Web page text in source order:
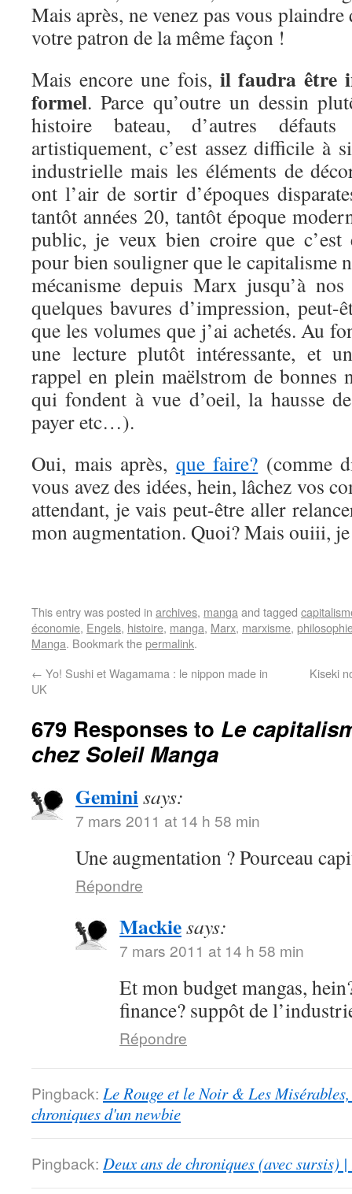
Mais après, ne venez pas vous
votre patron de la même façon !
Mais encore une fois, il faudra être
formel. Parce qu’outre un dessin
histoire bateau, d’autres
artistiquement, c’est assez difficile à
industrielle mais les éléments de
ont l’air de sortir d’époques
tantôt années 20, tantôt époque
public, je veux bien croire que c’est
pour bien souligner que le capitalisme
mécanisme depuis Marx jusqu’à
quelques bavures d’impression, peut-
que les volumes que j’ai achetés. Au
une lecture plutôt intéressante, et
rappel en plein maëlstrom de bonnes
qui fondent à vue d’oeil, la hausse
payer etc…).
Oui, mais après, que faire? (comme
vous avez des idées, hein, lâchez vos
attendant, je vais peut-être aller
mon augmentation. Quoi? Mais ouiii,
This entry was posted in archives, manga and tagged
économie, Engels, histoire, manga, Marx, marxisme,
Manga. Bookmark thepermalink.
← Yo! Sushi et Wagamama : le nippon made in
UK
Kiseki
679 Responses to Le
chez Soleil Manga
Geminisays:
7 mars 2011 at 14 h 58 min
Une augmentation ? Pourceau
Répondre
Mackiesays:
7 mars 2011 at 14 h 58 min
Et mon budget mangas,
finance? suppôt de
Répondre
Pingback: Le Rouge et le Noir & Les
chroniques d'un newbie
Pingback: Deux ans de chroniques (avec sursis)